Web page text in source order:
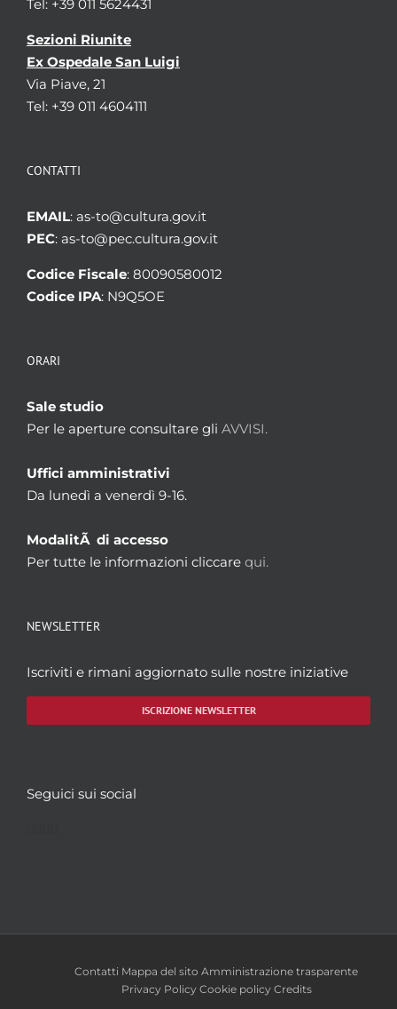
Tel: +39 011 5624431
Sezioni Riunite
Ex Ospedale San Luigi
Via Piave, 21
Tel: +39 011 4604111
CONTATTI
EMAIL: as-to@cultura.gov.it
PEC: as-to@pec.cultura.gov.it
Codice Fiscale: 80090580012
Codice IPA: N9Q5OE
ORARI
Sale studio
Per le aperture consultare gli AVVISI.
Uffici amministrativi
Da lunedì a venerdì 9-16.
ModalitÃ di accesso
Per tutte le informazioni cliccare qui.
NEWSLETTER
Iscriviti e rimani aggiornato sulle nostre iniziative
ISCRIZIONE NEWSLETTER
Seguici sui social
Contatti Mappa del sito Amministrazione trasparente
Privacy Policy Cookie policy Credits